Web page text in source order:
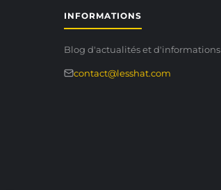
INFORMATIONS
Blog d'actualités et d'informations
contact@lesshat.com